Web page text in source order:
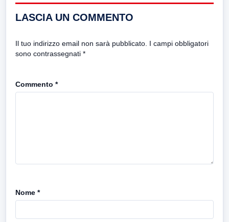
LASCIA UN COMMENTO
Il tuo indirizzo email non sarà pubblicato. I campi obbligatori
sono contrassegnati *
Commento *
Nome *